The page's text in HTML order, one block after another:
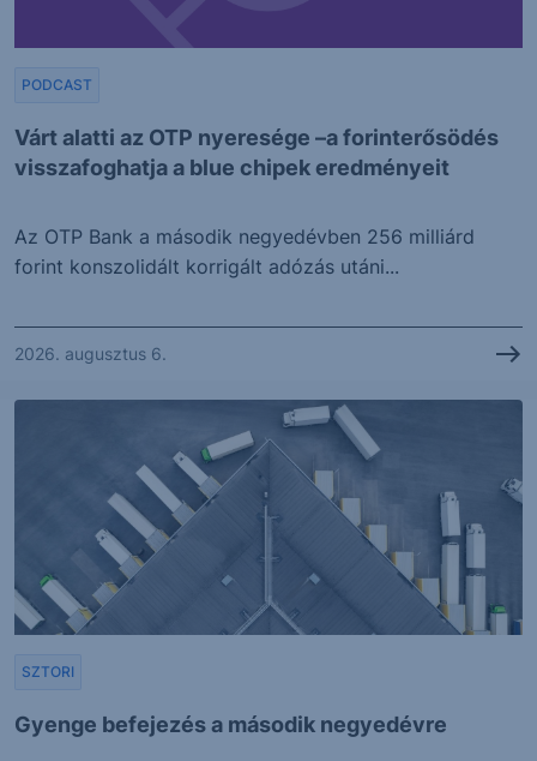
Várt alatti az OTP nyeresége –a forinterősödés
visszafoghatja a blue chipek eredményeit
PODCAST
Az OTP Bank a második negyedévben 256 milliárd
forint konszolidált korrigált adózás utáni...
2026. augusztus 6.
Gyenge befejezés a második negyedévre
SZTORI